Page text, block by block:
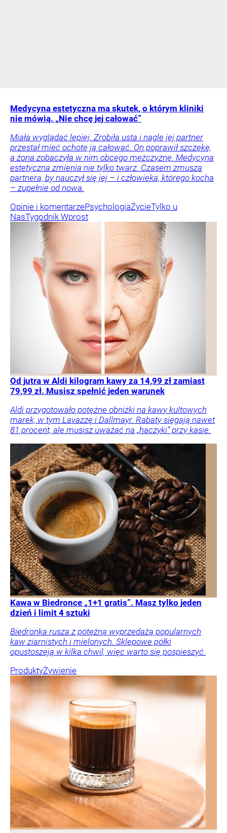
Medycyna estetyczna ma skutek, o którym kliniki
nie mówią. „Nie chcę jej całować”
Miała wyglądać lepiej. Zrobiła usta i nagle jej partner
przestał mieć ochotę ją całować. On poprawił szczękę,
a żona zobaczyła w nim obcego mężczyznę. Medycyna
estetyczna zmienia nie tylko twarz. Czasem zmusza
partnera, by nauczył się jej – i człowieka, którego kocha
– zupełnie od nowa.
Opinie i komentarzePsychologiaŻycieTylko u
NasTygodnik Wprost
Od jutra w Aldi kilogram kawy za 14,99 zł zamiast
79,99 zł. Musisz spełnić jeden warunek
Aldi przygotowało potężne obniżki na kawy kultowych
marek, w tym Lavazzę i Dallmayr. Rabaty sięgają nawet
81 procent, ale musisz uważać na „haczyki” przy kasie.
Kawa w Biedronce „1+1 gratis”. Masz tylko jeden
dzień i limit 4 sztuki
Biedronka rusza z potężną wyprzedażą popularnych
kaw ziarnistych i mielonych. Sklepowe półki
opustoszeją w kilka chwil, więc warto się pospieszyć.
ProduktyŻywienie